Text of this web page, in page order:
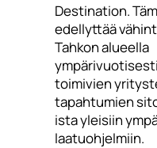
Destination.
edellyttää
Tahkon alueella
toimivien
tapahtumien
ista yleisiin
laatuohjelmiin.